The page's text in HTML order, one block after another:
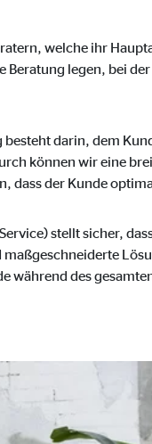
welche ihr
legen, bei
darin, dem
können wir eine
dass der Kunde
stellt sicher,
maßgeschneiderte
während des